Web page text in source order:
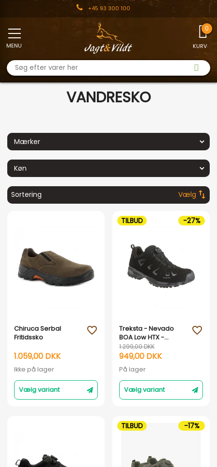
+45 93 300 100
KURV
MENU
VANDRESKO
Sortering Vælg swap_vert
Vis her
Chiruca Serbal
Fritidssko
1.059,00 DKK
Ikke på lager
Vælg variant
favorite_outline
Vis her
Treksta - Nevado
BOA Low HTX -
Fritidssko
1.299,00 DKK
949,00 DKK
På lager
Vælg variant
favorite_outline
TILBUD -27%
TILBUD -17%